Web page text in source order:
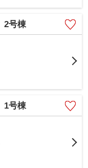
2号棟
1号棟